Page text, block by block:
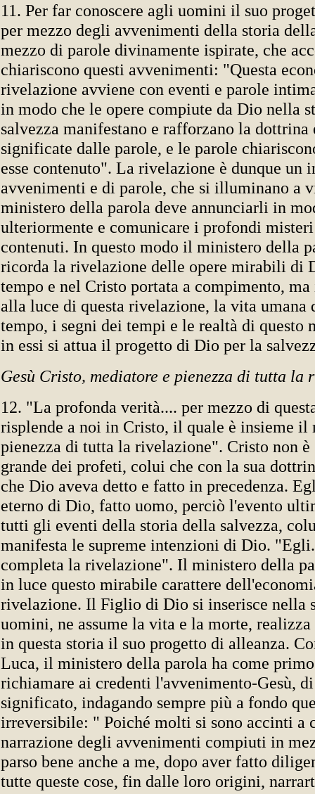
11. Per far conoscere agli uomini il suo
per mezzo degli avvenimenti della storia
mezzo di parole divinamente ispirate, che
chiariscono questi avvenimenti: "Questa
rivelazione avviene con eventi e parole
in modo che le opere compiute da Dio nella
salvezza manifestano e rafforzano la dottrina
significate dalle parole, e le parole
esse contenuto". La rivelazione è dunque un
avvenimenti e di parole, che si illuminano a
ministero della parola deve annunciarli in
ulteriormente e comunicare i profondi
contenuti. In questo modo il ministero della
ricorda la rivelazione delle opere mirabili di
tempo e nel Cristo portata a compimento,
alla luce di questa rivelazione, la vita umana
tempo, i segni dei tempi e le realtà di questo
in essi si attua il progetto di Dio per la
Gesù Cristo, mediatore e pienezza di tutta la
12. "La profonda verità.... per mezzo di
risplende a noi in Cristo, il quale è insieme il
pienezza di tutta la rivelazione". Cristo non
grande dei profeti, colui che con la sua
che Dio aveva detto e fatto in precedenza.
eterno di Dio, fatto uomo, perciò l'evento
tutti gli eventi della storia della salvezza,
manifesta le supreme intenzioni di Dio.
completa la rivelazione". Il ministero della
in luce questo mirabile carattere
rivelazione. Il Figlio di Dio si inserisce nella
uomini, ne assume la vita e la morte,
in questa storia il suo progetto di alleanza.
Luca, il ministero della parola ha come
richiamare ai credenti l'avvenimento-Gesù,
significato, indagando sempre più a fondo
irreversibile: " Poiché molti si sono accinti a
narrazione degli avvenimenti compiuti in
parso bene anche a me, dopo aver fatto
tutte queste cose, fin dalle loro origini,